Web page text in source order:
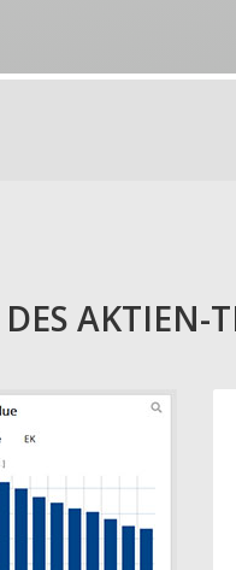
AKTIEN-